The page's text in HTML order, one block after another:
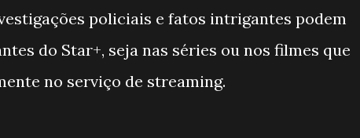
policiais e fatos intrigantes podem
do Star+, seja nas séries ou nos filmes que
no serviço de streaming.